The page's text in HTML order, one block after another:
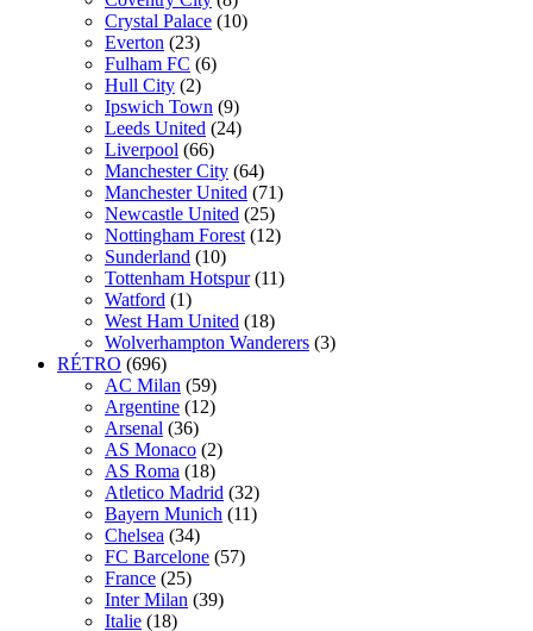
Crystal Palace (10)
Everton (23)
Fulham FC (6)
Hull City (2)
Ipswich Town (9)
Leeds United (24)
Liverpool (66)
Manchester City (64)
Manchester United (71)
Newcastle United (25)
Nottingham Forest (12)
Sunderland (10)
Tottenham Hotspur (11)
Watford (1)
West Ham United (18)
Wolverhampton Wanderers (3)
RÉTRO (696)
AC Milan (59)
Argentine (12)
Arsenal (36)
AS Monaco (2)
AS Roma (18)
Atletico Madrid (32)
Bayern Munich (11)
Chelsea (34)
FC Barcelone (57)
France (25)
Inter Milan (39)
Italie (18)